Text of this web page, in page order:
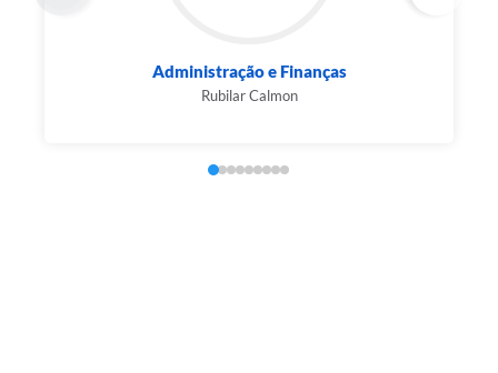
Administração e Finanças
Rubilar Calmon